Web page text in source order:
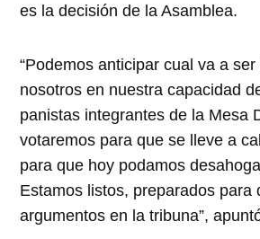
es la decisión de la Asamblea.
“Podemos anticipar cual va a
nosotros en nuestra capacidad
panistas integrantes de la Mesa
votaremos para que se lleve a
para que hoy podamos
Estamos listos, preparados para
argumentos en la tribuna”,